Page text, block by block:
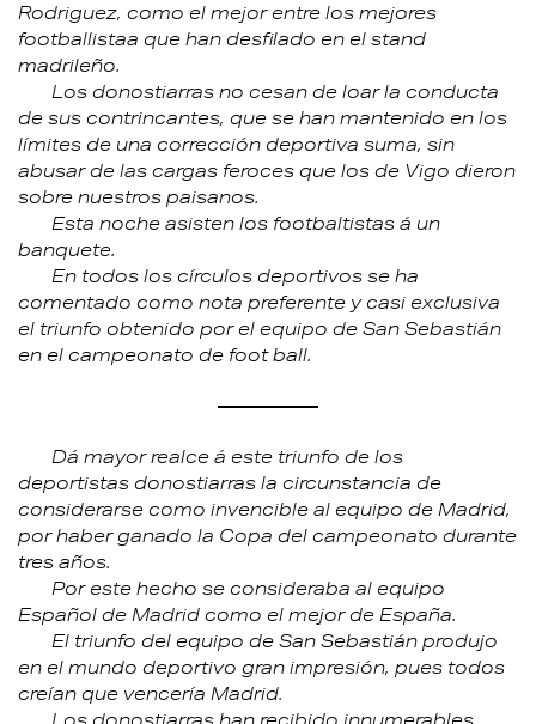
Rodriguez, como el mejor entre los mejores
footballistaa que han desfilado en el stand
madrileño.
Los donostiarras no cesan de loar la conducta
de sus contrincantes, que se han mantenido en los
límites de una corrección deportiva suma, sin
abusar de las cargas feroces que los de Vigo dieron
sobre nuestros paisanos.
Esta noche asisten los footbaltistas á un
banquete.
En todos los círculos deportivos se ha
comentado como nota preferente y casi exclusiva
el triunfo obtenido por el equipo de San Sebastián
en el campeonato de foot ball.
Dá mayor realce á este triunfo de los
deportistas donostiarras la circunstancia de
considerarse como invencible al equipo de Madrid,
por haber ganado la Copa del campeonato durante
tres años.
Por este hecho se consideraba al equipo
Español de Madrid como el mejor de España.
El triunfo del equipo de San Sebastián produjo
en el mundo deportivo gran impresión, pues todos
creían que vencería Madrid.